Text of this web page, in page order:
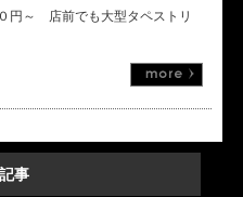
円～ 店前でも大型タペストリ
事